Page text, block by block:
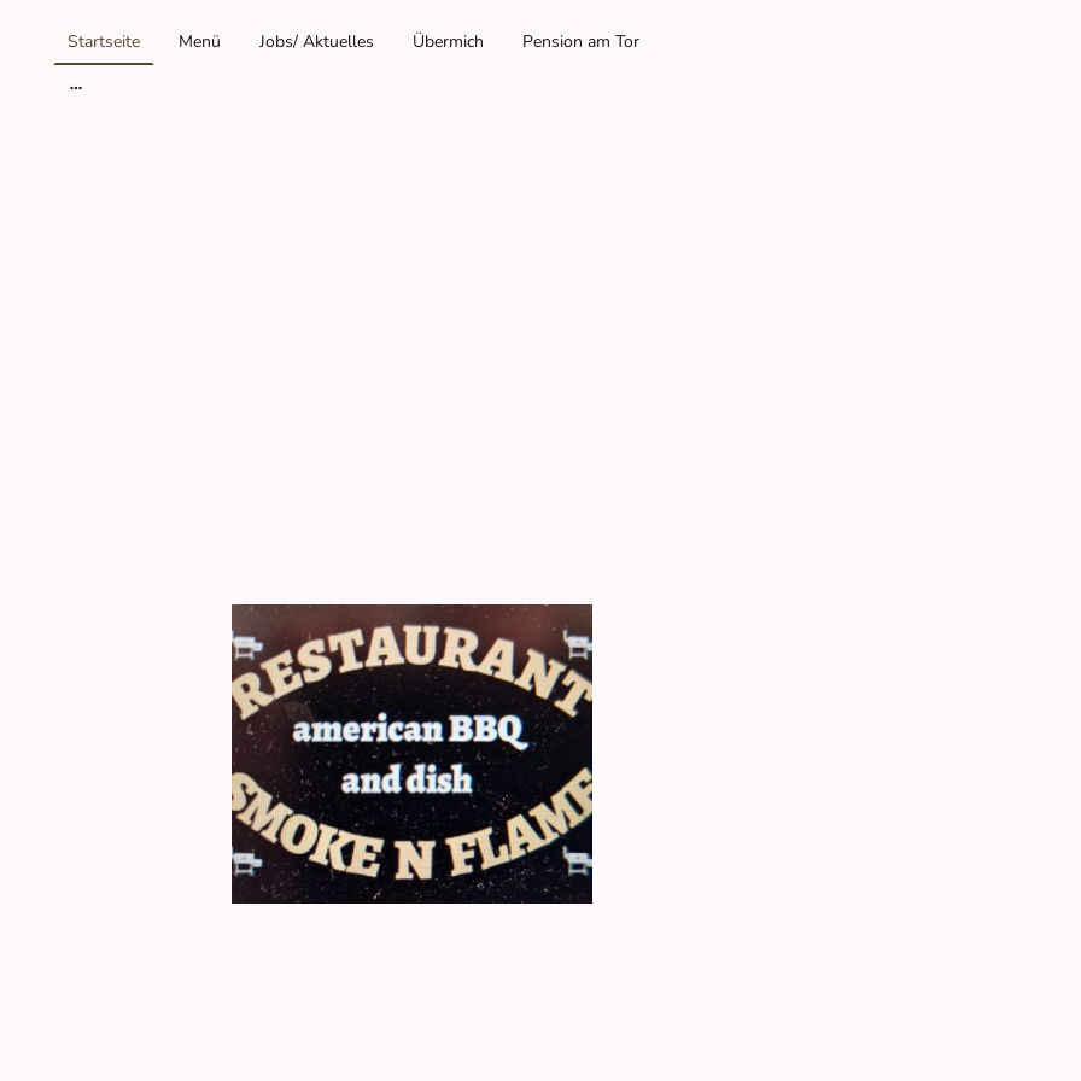
Startseite Menü Jobs/ Aktuelles Übermich Pension am Tor